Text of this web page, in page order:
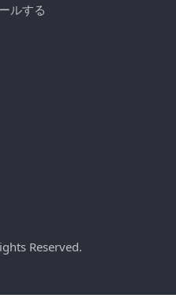
ルする
Reserved.